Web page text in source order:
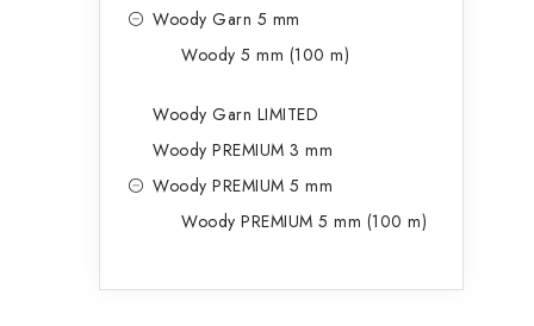
Woody Garn 5 mm
Woody 5 mm (100 m)
Woody Garn LIMITED
Woody PREMIUM 3 mm
Woody PREMIUM 5 mm
Woody PREMIUM 5 mm (100 m)